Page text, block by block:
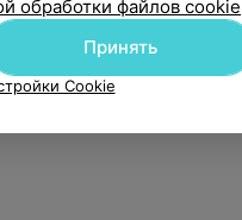
обработки файлов cookie
Принять
Cookie